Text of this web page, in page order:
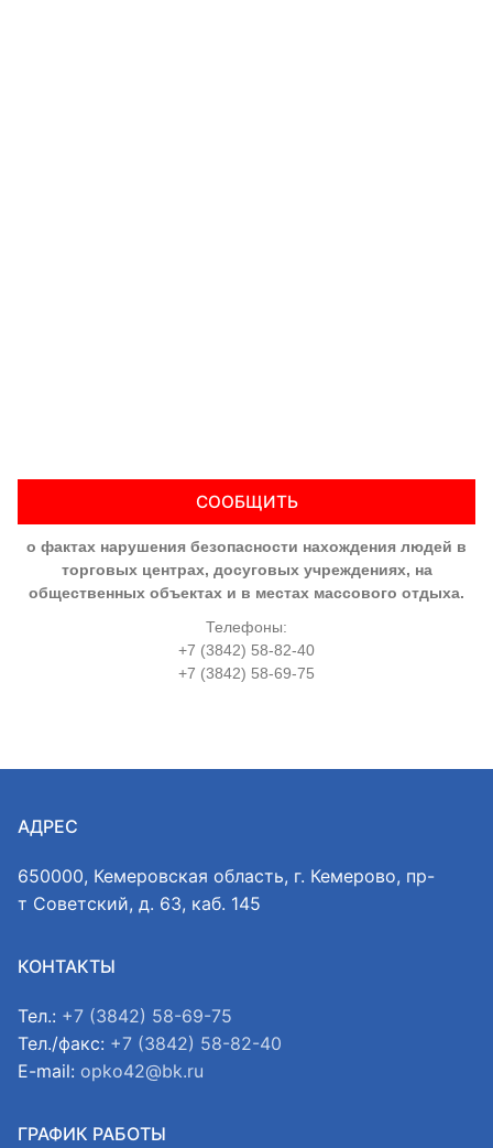
СООБЩИТЬ
о фактах нарушения безопасности нахождения людей в
торговых центрах, досуговых учреждениях, на
общественных объектах и в местах массового отдыха.
Телефоны:
+7 (3842) 58-82-40
+7 (3842) 58-69-75
АДРЕС
650000, Кемеровская область, г. Кемерово, пр-
т Советский, д. 63, каб. 145
КОНТАКТЫ
Тел.: +7 (3842) 58-69-75
Тел./факс: +7 (3842) 58-82-40
E-mail: opko42@bk.ru
ГРАФИК РАБОТЫ